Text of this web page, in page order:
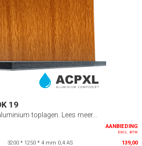
19
toplagen. Lees meer...
AANBIEDING
EXCL. BTW
3200 * 1250 * 4 mm 0,4 AS 139,00